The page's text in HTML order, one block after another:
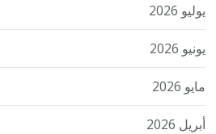
يوليو 2026
يونيو 2026
مايو 2026
أبريل 2026